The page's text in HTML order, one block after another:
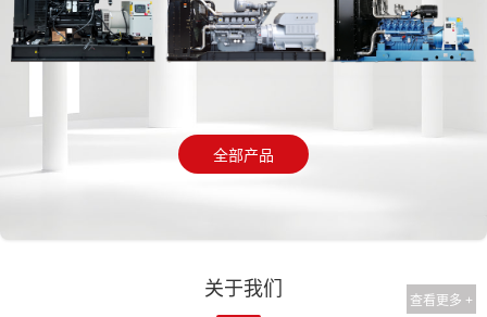
全部产品
关于我们
查看更多 +